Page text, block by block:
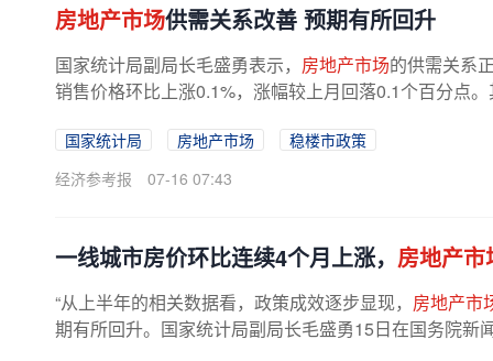
房地产市场供需关系改善 预期有所回升
国家统计局副局长毛盛勇表示， 房地产市场的供需关系
销售价格环比上涨0.1%，涨幅较上月回落0.1个百分点
国家统计局 房地产市场
稳楼市政策
经济参考报
07-16 07:43
一线城市房价环比连续4个月上涨， 房地产市
“从上半年的相关数据看，政策成效逐步显现， 房地产市
期有所回升。国家统计局副局长毛盛勇15日在国务院新